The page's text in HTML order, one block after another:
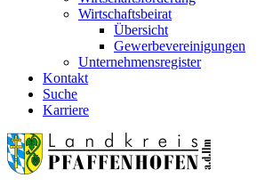
Wirtschaftsbeirat
Übersicht
Gewerbevereinigungen
Unternehmensregister
Kontakt
Suche
Karriere